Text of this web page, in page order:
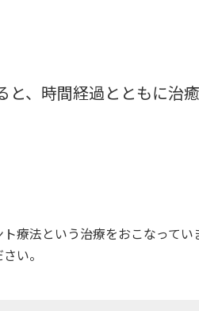
、時間経過とともに治
療法という治療をおこなって
い。